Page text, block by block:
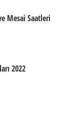
Mesai Saatleri
2022